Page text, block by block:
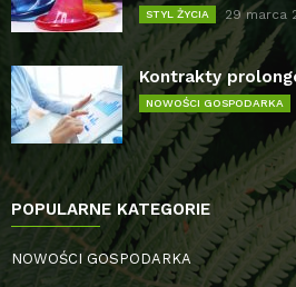
STYL ŻYCIA 29 marca
Kontrakty
NOWOŚCI GOSPODARKA
POPULARNE KATEGORIE
NOWOŚCI GOSPODARKA